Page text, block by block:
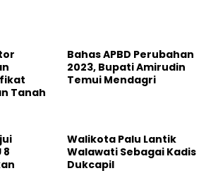
Tanah
Bahas APBD Perubahan
2023, Bupati Amirudin
Temui Mendagri
8
Walikota Palu Lantik
Walawati Sebagai Kadis
Dukcapil